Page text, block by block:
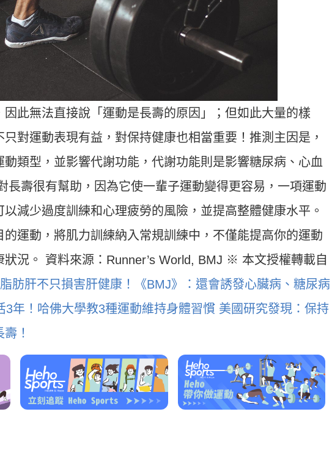
此無法直接說「運動是長壽的原因」；但如此大量的樣
對運動表現有益，對保持健康也相當重要！推測主因是，
類型，並影響代謝功能，代謝功能則是影響糖尿病、心血
長壽很有幫助，因為它使一輩子運動變得更容易，一項運動
減少過度訓練和心理疲勞的風險，並提高整體健康水平。
的運動，將肌力訓練納入常規訓練中，不僅能提高你的運動
況。 資料來源：Runner’s World, BMJ ※ 本文授權轉載自
脂肪肝不只損害肝健康！《BMJ》：還會誘發心臟病、糖尿病
3年！哈佛大學教3種運動維持身體習慣 美國研究發現：保持
！
Heho運動科技大調查｜科技體適能
檢測是什麼？體育署「運動企業認
證」逾千家企業響應
Heho運動科技大調查｜214 萬筆運
動數據揭密！數據應用促進國人健
康？國健署點名「運動科技」扮演關
鍵角色